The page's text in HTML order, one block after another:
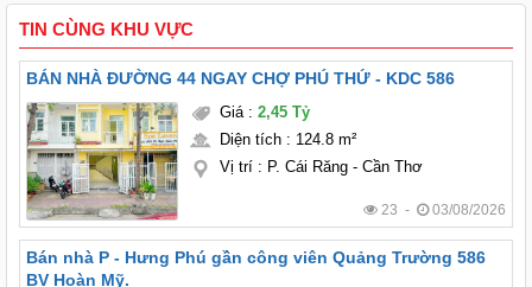
TIN CÙNG KHU VỰC
BÁN NHÀ ĐƯỜNG 44 NGAY CHỢ PHÚ THỨ - KDC 586
Giá: 2,45 Tỷ
Diện tích: 124.8 m²
Vị trí: P. Cái Răng - Cần Thơ
23 - 03/08/2026
Bán nhà P - Hưng Phú gần công viên Quảng Trường 586
BV Hoàn Mỹ.